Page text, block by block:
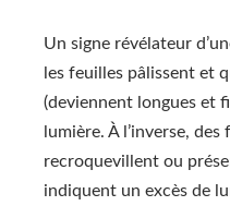
Un signe révélateur
les feuilles pâlissent et
(deviennent longues et
lumière. À l’inverse,
recroquevillent ou
indiquent un excès de